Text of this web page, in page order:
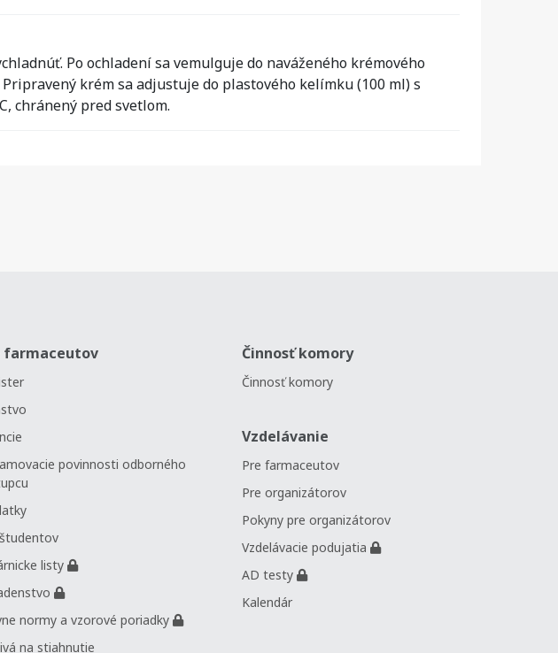
Po ochladení sa vemulguje do naváženého krémového
krém sa adjustuje do plastového kelímku (100 ml) s
chránený pred svetlom.
farmaceutov
povinnosti odborného
listy
normy a vzorové poriadky
na stiahnutie
Činnosť komory
Činnosť komory
Vzdelávanie
Pre farmaceutov
Pre organizátorov
Pokyny pre organizátorov
Vzdelávacie podujatia
AD testy
Kalendár